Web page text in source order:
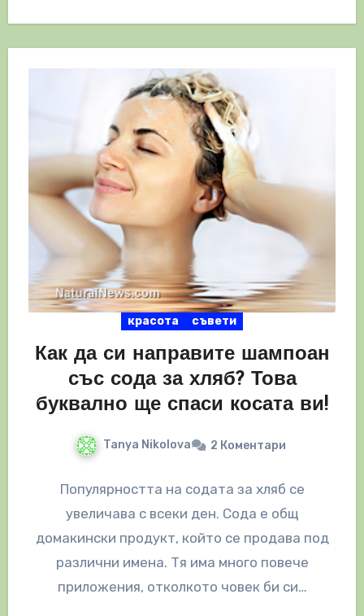
красота съвети
Как да си направите шампоан
със сода за хляб? Това
буквално ще спаси косата ви!
Tanya Nikolova 2 Коментари
Популярността на содата за хляб се
увеличава с всеки ден. Сода е общ
домакински продукт, който се продава под
различни имена. Тя има много повече
приложения, отколкото човек би си…